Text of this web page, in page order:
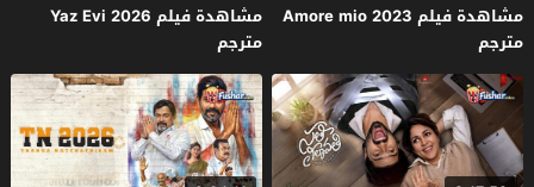
مشاهدة فيلم Amore mio 2023
مترجم
مشاهدة فيلم Yaz Evi 2026
مترجم